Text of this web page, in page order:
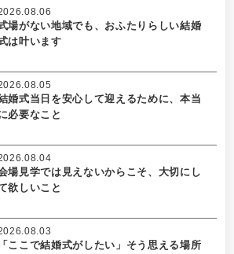
場がない地域でも、おふたりらしい結婚
は叶います
婚式当日を安心して迎えるために、本当
必要なこと
場見学では見えないからこそ、大切にし
欲しいこと
「ここで結婚式がしたい」そう思える場所